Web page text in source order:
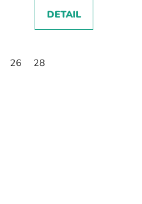
DETAIL
26 28